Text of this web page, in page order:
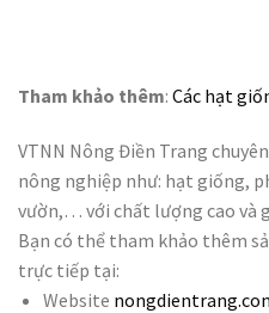
Tham khảo thêm: Các hạt
VTNN Nông Điền Trang
nông nghiệp như: hạt giống,
vườn,… với chất lượng cao và
Bạn có thể tham khảo thêm
trực tiếp tại:
Website